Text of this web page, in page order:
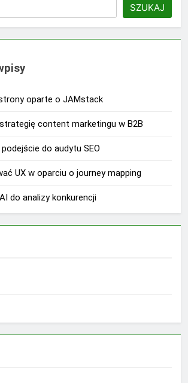
SZUKAJ
oparte o JAMstack
content marketingu w B2B
do audytu SEO
UX w oparciu o journey mapping
do analizy konkurencji